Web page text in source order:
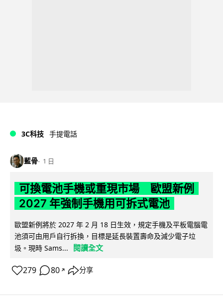
3C科技 手提電話
藍骨 1 日
可換電池手機或重現市場 歐盟新例
2027 年強制手機用可拆式電池
歐盟新例將於 2027 年 2 月 18 日生效，規定手機及平板電腦電
池須可由用戶自行拆換，目標是延長裝置壽命及減少電子垃
圾。現時 Sams...
閱讀全文
279 80 ↗ 分享